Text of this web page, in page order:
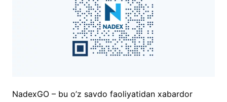
NadexGO – bu o’z savdo faoliyatidan xabardor